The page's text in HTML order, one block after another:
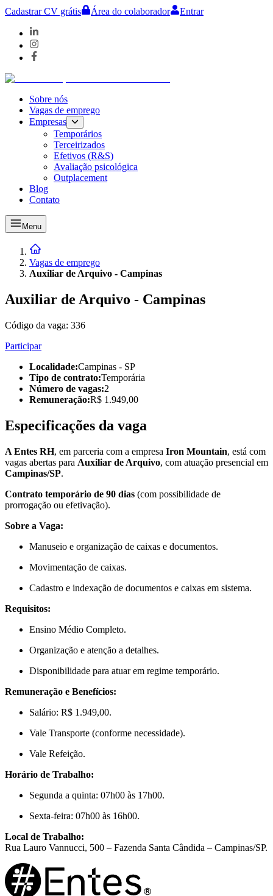
Cadastrar CV grátis Área do colaborador Entrar
Sobre nós
Vagas de emprego
Empresas
Temporários
Terceirizados
Efetivos (R&S)
Avaliação psicológica
Outplacement
Blog
Contato
Menu
Vagas de emprego
Auxiliar de Arquivo - Campinas
Auxiliar de Arquivo - Campinas
Código da vaga: 336
Participar
Localidade:Campinas - SP
Tipo de contrato:Temporária
Número de vagas:2
Remuneração:R$ 1.949,00
Especificações da vaga
A Entes RH, em parceria com a empresa Iron Mountain, está com
vagas abertas para Auxiliar de Arquivo, com atuação presencial em
Campinas/SP.
Contrato temporário de 90 dias (com possibilidade de
prorrogação ou efetivação).
Sobre a Vaga:
Manuseio e organização de caixas e documentos.
Movimentação de caixas.
Cadastro e indexação de documentos e caixas em sistema.
Requisitos:
Ensino Médio Completo.
Organização e atenção a detalhes.
Disponibilidade para atuar em regime temporário.
Remuneração e Benefícios:
Salário: R$ 1.949,00.
Vale Transporte (conforme necessidade).
Vale Refeição.
Horário de Trabalho:
Segunda a quinta: 07h00 às 17h00.
Sexta-feira: 07h00 às 16h00.
Local de Trabalho:
Rua Lauro Vannucci, 500 – Fazenda Santa Cândida – Campinas/SP.